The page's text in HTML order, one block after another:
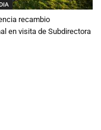
recambio
en visita de Subdirectora